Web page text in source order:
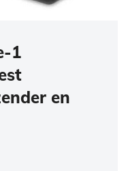
1
en